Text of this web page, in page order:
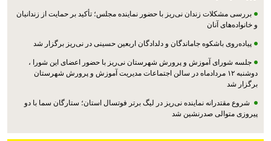
بررسی مشکلات زندان نی‌ریز با حضور نماینده مجلس؛ تأکید بر حمایت از زندانیان
و خانواده‌های آنان
پیاده‌روی باشکوه جاماندگان و دلدادگان اربعین حسینی در نی‌ریز برگزار شد
جلسه شورای آموزش و پرورش شهرستان نی‌ریز با حضور اعضای این شورا ،
دوشنبه ۱۲ مردادماه در سالن اجتماعات مدیریت آموزش و پرورش شهرستان
برگزار شد
شروع مقتدرانه نماینده نی‌ریز در لیگ برتر فوتسال استان؛ ستارگان سما با دو
پیروزی متوالی صدرنشین شد